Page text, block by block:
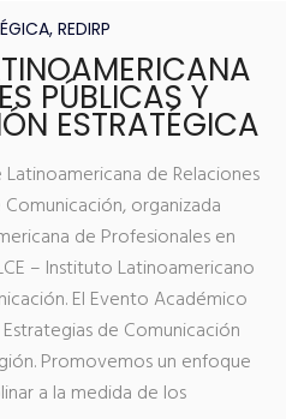
, REDIRP
PÚBLICAS Y
ESTRATÉGICA
Latinoamericana de Relaciones
organizada
de Profesionales en
– Instituto Latinoamericano
El Evento Académico
de Comunicación
Promovemos un enfoque
a la medida de los